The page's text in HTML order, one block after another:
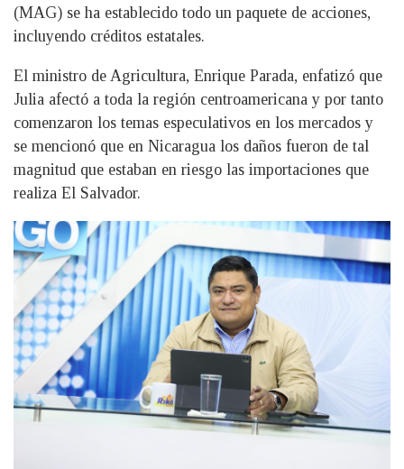
(MAG) se ha establecido todo un paquete de acciones,
incluyendo créditos estatales.
El ministro de Agricultura, Enrique Parada, enfatizó que
Julia afectó a toda la región centroamericana y por tanto
comenzaron los temas especulativos en los mercados y
se mencionó que en Nicaragua los daños fueron de tal
magnitud que estaban en riesgo las importaciones que
realiza El Salvador.